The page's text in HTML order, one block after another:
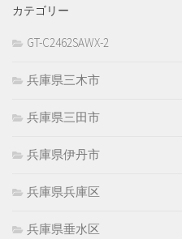
カテゴリー
GT-C2462SAWX-2
兵庫県三木市
兵庫県三田市
兵庫県伊丹市
兵庫県兵庫区
兵庫県垂水区